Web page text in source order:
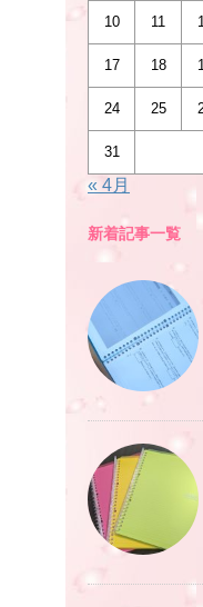
10 11
17 18
24 25
31
« 4月
新着記事一覧